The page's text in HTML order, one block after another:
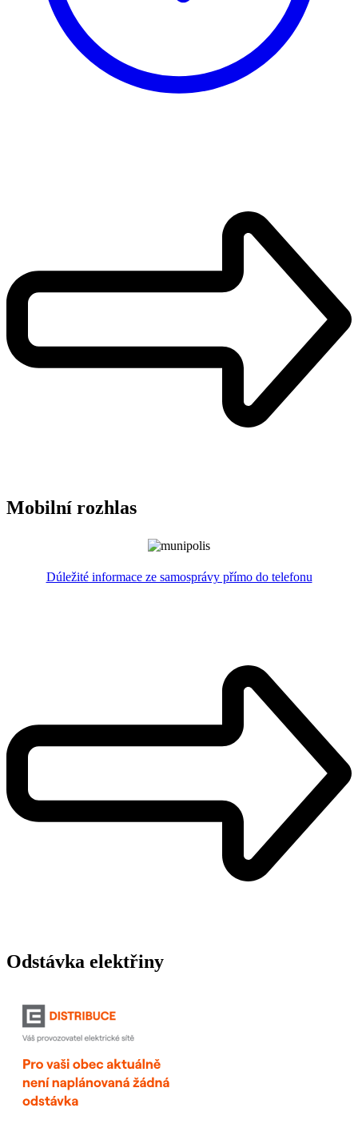
Mobilní rozhlas
Dúležité informace ze samosprávy přímo do telefonu
Odstávka elektřiny